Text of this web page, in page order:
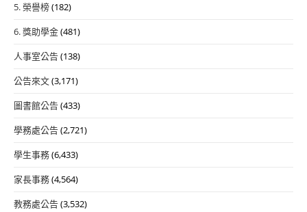
5. 榮譽榜(182)
6. 獎助學金(481)
人事室公告(138)
公告來文(3,171)
圖書館公告(433)
學務處公告(2,721)
學生事務(6,433)
家長事務(4,564)
教務處公告(3,532)